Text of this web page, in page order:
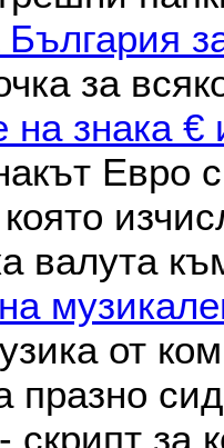
България
за
на знака €
Евро
валута
от
празно
скрипт за